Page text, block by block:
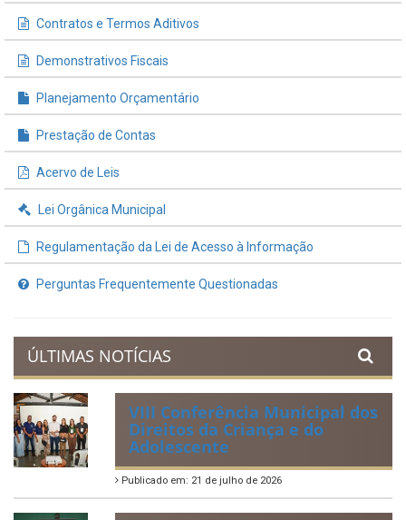
Contratos e Termos Aditivos
Demonstrativos Fiscais
Planejamento Orçamentário
Prestação de Contas
Acervo de Leis
Lei Orgânica Municipal
Regulamentação da Lei de Acesso à Informação
Perguntas Frequentemente Questionadas
ÚLTIMAS NOTÍCIAS
VIII Conferência Municipal dos
Direitos da Criança e do
Adolescente
Publicado em: 21 de julho de 2026